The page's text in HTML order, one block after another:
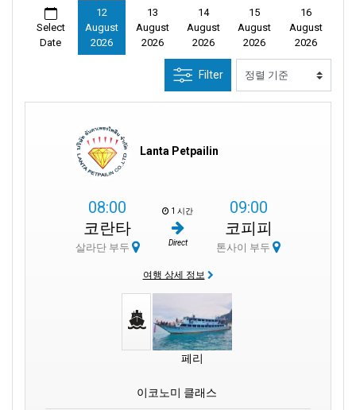
Select
Date
12
August
2026
13
August
2026
14
August
2026
15
August
2026
16
August
2026
Filter
Lanta Petpailin
08:00
코란타
살라단 부두
1 시간
Direct
09:00
코피피
톤사이 부두
여행 상세 정보
페리
이코노미 클래스